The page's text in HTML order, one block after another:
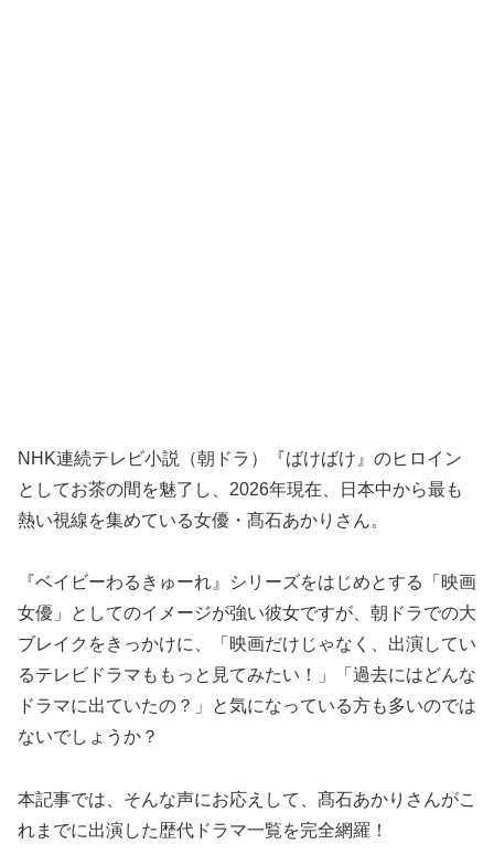
NHK連続テレビ小説（朝ドラ）『ばけばけ』のヒロイン
としてお茶の間を魅了し、2026年現在、日本中から最も
熱い視線を集めている女優・髙石あかりさん。
『ベイビーわるきゅーれ』シリーズをはじめとする「映画
女優」としてのイメージが強い彼女ですが、朝ドラでの大
ブレイクをきっかけに、「映画だけじゃなく、出演してい
るテレビドラマももっと見てみたい！」「過去にはどんな
ドラマに出ていたの？」と気になっている方も多いのでは
ないでしょうか？
本記事では、そんな声にお応えして、髙石あかりさんがこ
れまでに出演した歴代ドラマ一覧を完全網羅！